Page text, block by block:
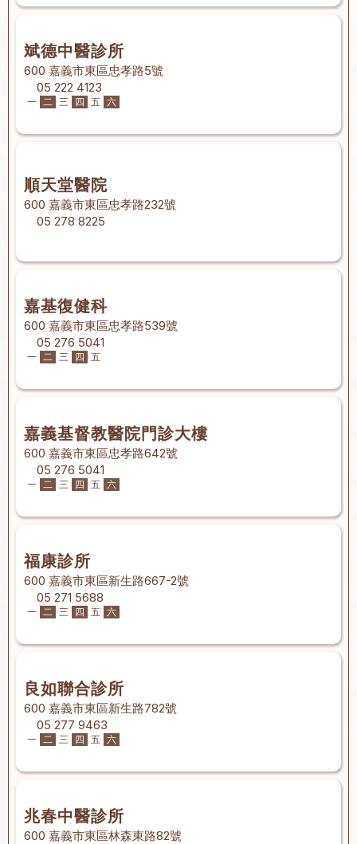
斌德中醫診所
600 嘉義市東區忠孝路5號
05 222 4123
一 二 三 四 五 六
順天堂醫院
600 嘉義市東區忠孝路232號
05 278 8225
嘉基復健科
600 嘉義市東區忠孝路539號
05 276 5041
一 二 三 四 五
嘉義基督教醫院門診大樓
600 嘉義市東區忠孝路642號
05 276 5041
一 二 三 四 五 六
福康診所
600 嘉義市東區新生路667-2號
05 271 5688
一 二 三 四 五 六
良如聯合診所
600 嘉義市東區新生路782號
05 277 9463
一 二 三 四 五 六
兆春中醫診所
600 嘉義市東區林森東路82號